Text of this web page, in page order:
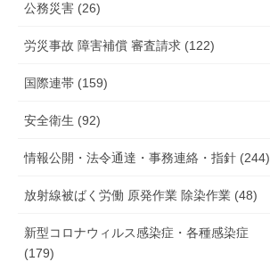
公務災害 (26)
労災事故 障害補償 審査請求 (122)
国際連帯 (159)
安全衛生 (92)
情報公開・法令通達・事務連絡・指針 (244)
放射線被ばく労働 原発作業 除染作業 (48)
新型コロナウィルス感染症・各種感染症
(179)